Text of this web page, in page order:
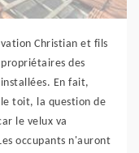
Christian et fils
des
En fait,
toit, la question de
le velux va
occupants n'auront